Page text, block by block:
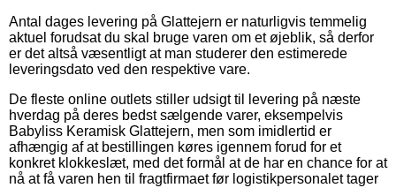
Antal dages levering på Glattejern er naturligvis temmelig
aktuel forudsat du skal bruge varen om et øjeblik, så derfor
er det altså væsentligt at man studerer den estimerede
leveringsdato ved den respektive vare.
De fleste online outlets stiller udsigt til levering på næste
hverdag på deres bedst sælgende varer, eksempelvis
Babyliss Keramisk Glattejern, men som imidlertid er
afhængig af at bestillingen køres igennem forud for et
konkret klokkeslæt, med det formål at de har en chance for at
nå at få varen hen til fragtfirmaet før logistikpersonalet tager